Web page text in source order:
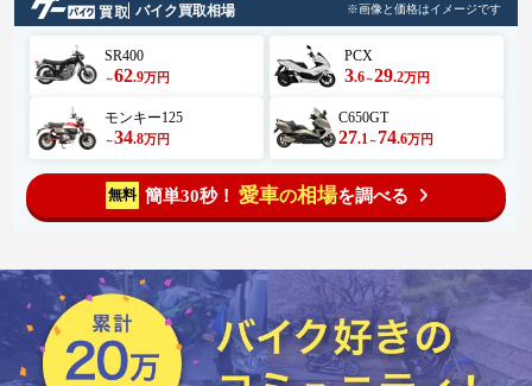
バイク買取相場 ※画像と価格はイメージです
SR400
～62.9万円
PCX
3.6～29.2万円
モンキー125
～34.8万円
C650GT
27.1 ～ 74.6万円
無料 簡単30秒！ 愛車の相場を調べる